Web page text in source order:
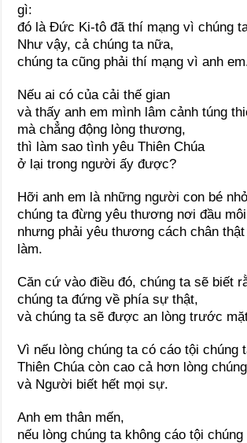
gì:
đó là Đức Ki-tô đã thí mạng vì chúng
Như vậy, cả chúng ta nữa,
chúng ta cũng phải thí mạng vì anh
Nếu ai có của cải thế gian
và thấy anh em mình lâm cảnh túng
mà chẳng động lòng thương,
thì làm sao tình yêu Thiên Chúa
ở lại trong người ấy được?
Hỡi anh em là những người con bé
chúng ta đừng yêu thương nơi đầu
nhưng phải yêu thương cách chân
làm.
Căn cứ vào điều đó, chúng ta sẽ biết
chúng ta đứng về phía sự thật,
và chúng ta sẽ được an lòng trước
Vì nếu lòng chúng ta có cáo tội chúng
Thiên Chúa còn cao cả hơn lòng
và Người biết hết mọi sự.
Anh em thân mến,
nếu lòng chúng ta không cáo tội chúng